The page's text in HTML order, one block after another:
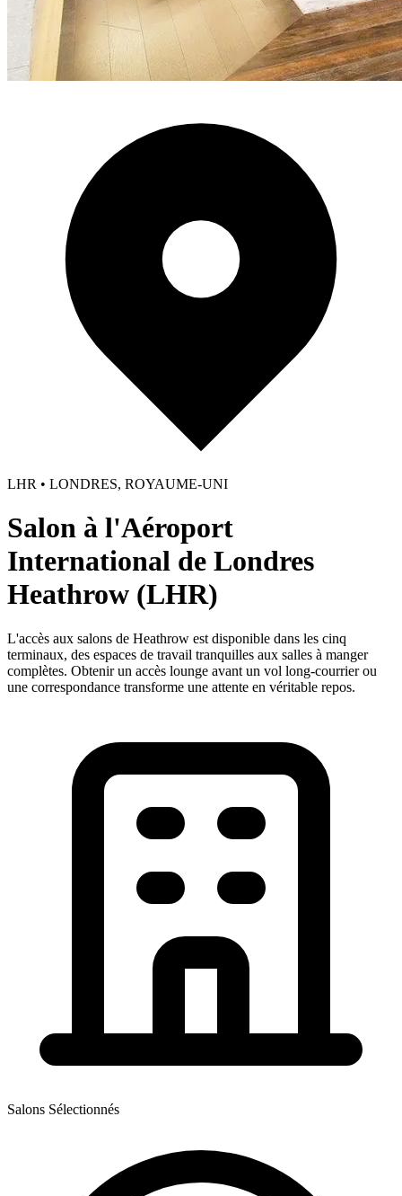
LHR • LONDRES, ROYAUME-UNI
Salon à l'Aéroport
International de Londres
Heathrow (LHR)
L'accès aux salons de Heathrow est disponible dans les cinq
terminaux, des espaces de travail tranquilles aux salles à manger
complètes. Obtenir un accès lounge avant un vol long-courrier ou
une correspondance transforme une attente en véritable repos.
Salons Sélectionnés